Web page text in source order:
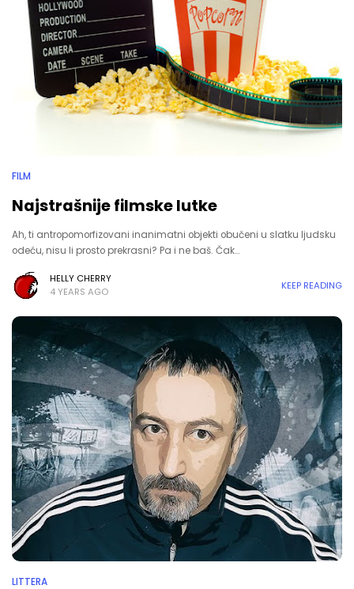
FILM
Najstrašnije filmske lutke
Ah, ti antropomorfizovani inanimatni objekti obučeni u slatku ljudsku
odeću, nisu li prosto prekrasni? Pa i ne baš. Čak…
HELLY CHERRY
4 YEARS AGO
KEEP READING
LITTERA